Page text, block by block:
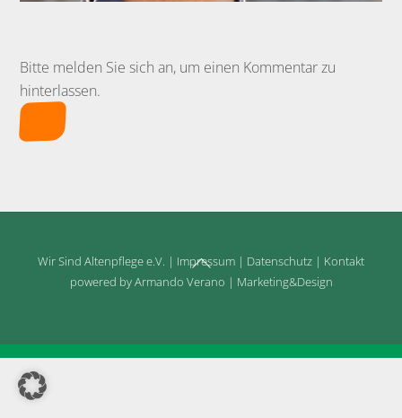
Bitte melden Sie sich an, um einen Kommentar zu
hinterlassen.
Back
To
Wir Sind Altenpflege e.V. | Impressum | Datenschutz | Kontakt
powered by Armando Verano | Marketing&Design